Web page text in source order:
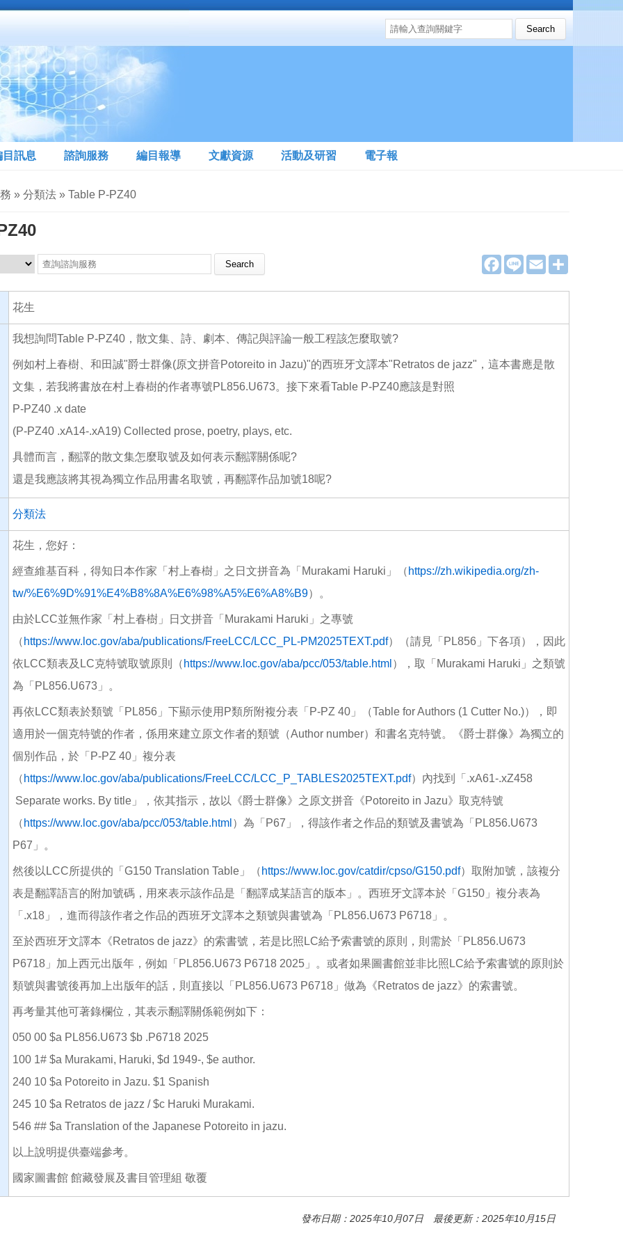
搜尋表單
Search this site
訊息 諮詢服務 編目報導 文獻資源 活動及研習 電子報
» 分類法 » Table P-PZ40
F
a
e
o
L
e
E
m
i
Search this site
花生
我想詢問Table P-PZ40，散文集、詩、劇本、傳記與評論一般工程該怎麼取號?
例如村上春樹、和田誠"爵士群像(原文拼音Potoreito in Jazu)"的西班牙文譯本"Retratos de jazz"，這本書應是散
文集，若我將書放在村上春樹的作者專號PL856.U673。接下來看Table P-PZ40應該是對照
P-PZ40 .x date
(P-PZ40 .xA14-.xA19) Collected prose, poetry, plays, etc.
具體而言，翻譯的散文集怎麼取號及如何表示翻譯關係呢?
還是我應該將其視為獨立作品用書名取號，再翻譯作品加號18呢?
分類法
花生，您好：
經查維基百科，得知日本作家「村上春樹」之日文拼音為「Murakami Haruki」（ https://zh.wikipedia.org/zh-
tw/%E6%9D%91%E4%B8%8A%E6%98%A5%E6%A8%B9）。
由於LCC並無作家「村上春樹」日文拼音「Murakami Haruki」之專號
（ https://www.loc.gov/aba/publications/FreeLCC/LCC_PL-PM2025TEXT.pdf）（請見「PL856」下各項），因此
依LCC類表及LC克特號取號原則（ https://www.loc.gov/aba/pcc/053/table.html ），取「Murakami Haruki」之類號
為「PL856.U673」。
再依LCC類表於類號「PL856」下顯示使用P類所附複分表「P-PZ 40」（Table for Authors (1 Cutter No.)），即
適用於一個克特號的作者，係用來建立原文作者的類號（Author number）和書名克特號。《爵士群像》為獨立的
個別作品，於「P-PZ 40」複分表
（ https://www.loc.gov/aba/publications/FreeLCC/LCC_P_TABLES2025TEXT.pdf）內找到「.xA61-.xZ458
Separate works. By title」，依其指示，故以《爵士群像》之原文拼音《Potoreito in Jazu》取克特號
（ https://www.loc.gov/aba/pcc/053/table.html ）為「P67」，得該作者之作品的類號及書號為「PL856.U673
P67」。
然後以LCC所提供的「G150 Translation Table」（ https://www.loc.gov/catdir/cpso/G150.pdf）取附加號，該複分
表是翻譯語言的附加號碼，用來表示該作品是「翻譯成某語言的版本」。西班牙文譯本於「G150」複分表為
「.x18」，進而得該作者之作品的西班牙文譯本之類號與書號為「PL856.U673 P6718」。
至於西班牙文譯本《Retratos de jazz》的索書號，若是比照LC給予索書號的原則，則需於「PL856.U673
P6718」加上西元出版年，例如「PL856.U673 P6718 2025」。或者如果圖書館並非比照LC給予索書號的原則於
類號與書號後再加上出版年的話，則直接以「PL856.U673 P6718」做為《Retratos de jazz》的索書號。
再考量其他可著錄欄位，其表示翻譯關係範例如下：
050 00 $a PL856.U673 $b .P6718 2025
100 1# $a Murakami, Haruki, $d 1949-, $e author.
240 10 $a Potoreito in Jazu. $1 Spanish
245 10 $a Retratos de jazz / $c Haruki Murakami.
546 ## $a Translation of the Japanese Potoreito in jazu.
以上說明提供臺端參考。
國家圖書館 館藏發展及書目管理組 敬覆
發布日期：2025年10月07日 最後更新：2025年10月15日